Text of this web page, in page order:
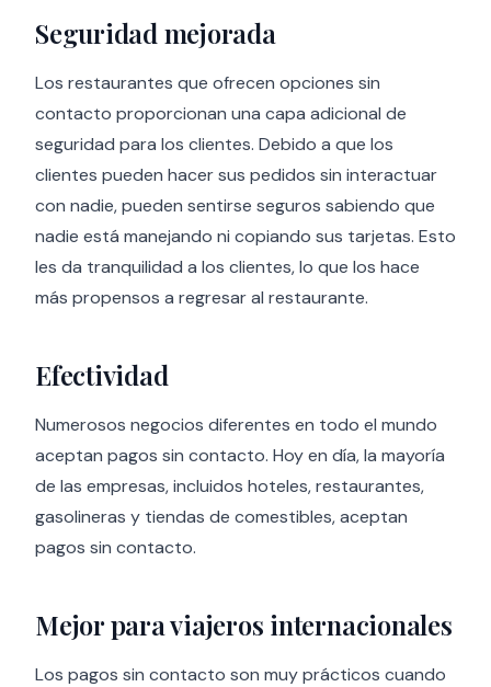
Seguridad mejorada
Los restaurantes que ofrecen opciones sin
contacto proporcionan una capa adicional de
seguridad para los clientes. Debido a que los
clientes pueden hacer sus pedidos sin interactuar
con nadie, pueden sentirse seguros sabiendo que
nadie está manejando ni copiando sus tarjetas. Esto
les da tranquilidad a los clientes, lo que los hace
más propensos a regresar al restaurante.
Efectividad
Numerosos negocios diferentes en todo el mundo
aceptan pagos sin contacto. Hoy en día, la mayoría
de las empresas, incluidos hoteles, restaurantes,
gasolineras y tiendas de comestibles, aceptan
pagos sin contacto.
Mejor para viajeros internacionales
Los pagos sin contacto son muy prácticos cuando